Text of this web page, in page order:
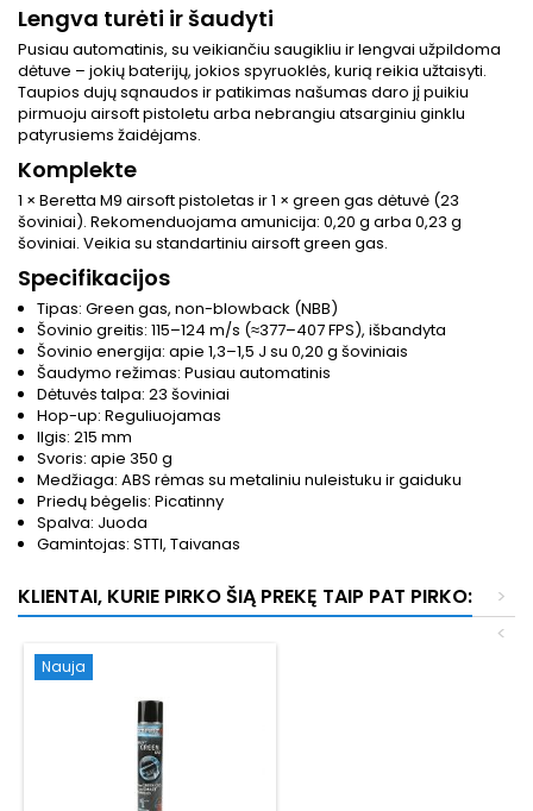
Lengva turėti ir šaudyti
Pusiau automatinis, su veikiančiu saugikliu ir lengvai užpildoma
dėtuve – jokių baterijų, jokios spyruoklės, kurią reikia užtaisyti.
Taupios dujų sąnaudos ir patikimas našumas daro jį puikiu
pirmuoju airsoft pistoletu arba nebrangiu atsarginiu ginklu
patyrusiems žaidėjams.
Komplekte
1 × Beretta M9 airsoft pistoletas ir 1 × green gas dėtuvė (23
šoviniai). Rekomenduojama amunicija: 0,20 g arba 0,23 g
šoviniai. Veikia su standartiniu airsoft green gas.
Specifikacijos
Tipas: Green gas, non-blowback (NBB)
Šovinio greitis: 115–124 m/s (≈377–407 FPS), išbandyta
Šovinio energija: apie 1,3–1,5 J su 0,20 g šoviniais
Šaudymo režimas: Pusiau automatinis
Dėtuvės talpa: 23 šoviniai
Hop-up: Reguliuojamas
Ilgis: 215 mm
Svoris: apie 350 g
Medžiaga: ABS rėmas su metaliniu nuleistuku ir gaiduku
Priedų bėgelis: Picatinny
Spalva: Juoda
Gamintojas: STTI, Taivanas
KLIENTAI, KURIE PIRKO ŠIĄ PREKĘ TAIP PAT PIRKO:
>
<
Nauja